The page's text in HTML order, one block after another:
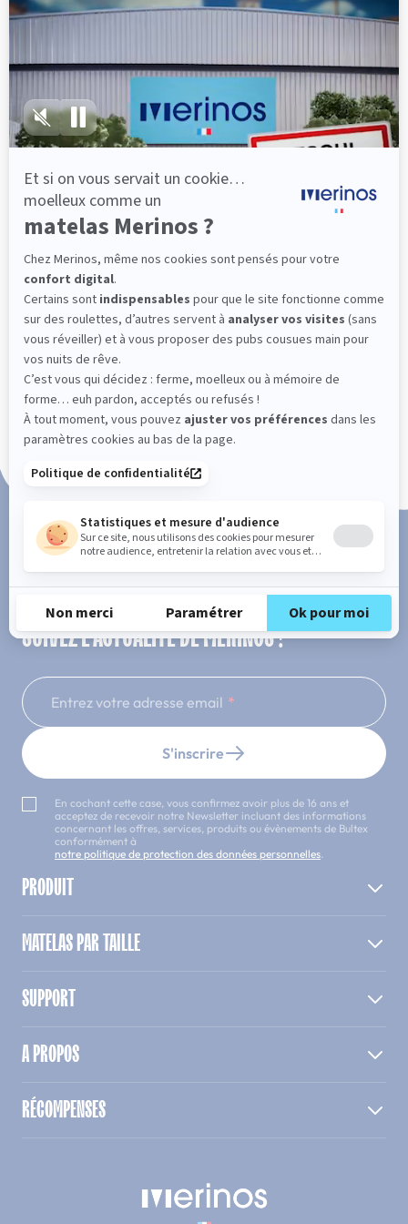
lattes, vous évitez les douleurs au petit matin.
Dès 501,00 €
Découvrir
Fabrication Française
101 nuits d'essai*
Paiement en 3x ou 4x sans frais
SUIVEZ L'ACTUALITÉ DE MERINOS !
Entrez votre adresse email
S'inscrire
En cochant cette case, vous confirmez avoir plus de 16 ans et
acceptez de recevoir notre Newsletter incluant des informations
concernant les offres, services, produits ou évènements de Bultex
conformément à
notre politique de protection des données personnelles.
PRODUIT
MATELAS PAR TAILLE
SUPPORT
A PROPOS
RÉCOMPENSES